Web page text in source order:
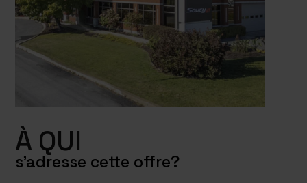
À QUI
s’adresse cette offre?